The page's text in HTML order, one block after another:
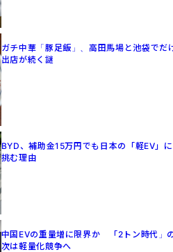
ガチ中華「豚足飯」、高田馬場と池袋でだ
出店が続く謎
BYD、補助金15万円でも日本の「軽EV」に
挑む理由
中国EVの重量増に限界か 「2トン時代」
次は軽量化競争へ